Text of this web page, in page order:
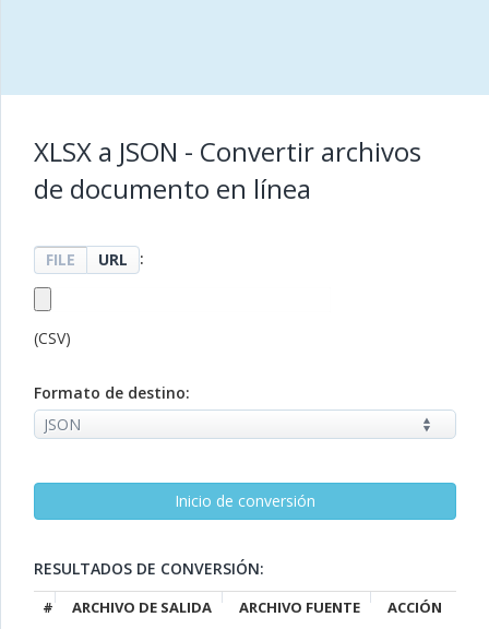
XLSX a JSON - Convertir archivos
de documento en línea
FILE URL :
(CSV)
Formato de destino:
RESULTADOS DE CONVERSIÓN:
# ARCHIVO DE SALIDA ARCHIVO FUENTE ACCIÓN